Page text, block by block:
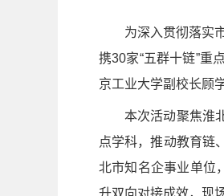
为深入贯彻落实
携30家“五群十链”重
京工业大学副校长顾
本次活动聚焦淮
点学科，推动教育链
北市知名企事业单位
升双向对接成效，现